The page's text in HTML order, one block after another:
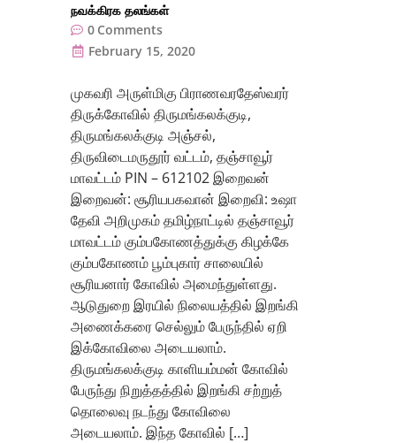
நவக்கிரக தலங்கள்
0 Comments
February 15, 2020
முகவரி அருள்மிகு பிராணவரதேஸ்வரர்
திருக்கோவில் திருமங்கலக்குடி,
திருமங்கலக்குடி அஞ்சல்,
திருவிடைமருதூர் வட்டம், தஞ்சாவூர்
மாவட்டம் PIN – 612102 இறைவன்
இறைவன்: சூரியபகவான் இறைவி: உஷா
தேவி அறிமுகம் தமிழ்நாட்டில் தஞ்சாவூர்
மாவட்டம் கும்பகோணத்துக்கு கிழக்கே
கும்பகோணம் பூம்புகார் சாலையில்
சூரியனார் கோவில் அமைந்துள்ளது.
ஆடுதுறை இரயில் நிலையத்தில் இறங்கி
அணைக்கரை செல்லும் பேருந்தில் ஏறி
இக்கோவிலை அடையலாம்.
திருமங்கலக்குடி காளியம்மன் கோவில்
பேருந்து நிறுத்தத்தில் இறங்கி சற்றுத்
தொலைவு நடந்து கோவிலை
அடையலாம். இந்த கோவில் […]